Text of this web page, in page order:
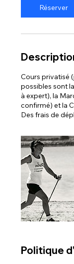
Réserver
Cours privatisé
possibles sont
à expert), la
confirmé) et la
Des frais de
Politique